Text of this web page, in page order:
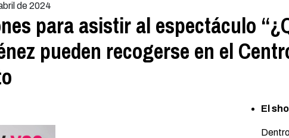
de 2024
para asistir al espectáculo
pueden recogerse en el
El